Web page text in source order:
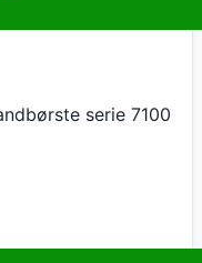
serie 7100